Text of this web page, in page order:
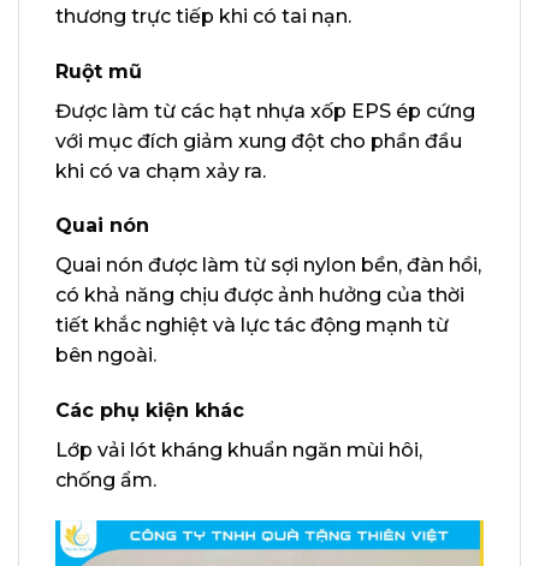
thương trực tiếp khi có tai nạn.
Ruột mũ
Được làm từ các hạt nhựa xốp EPS ép cứng
với mục đích giảm xung đột cho phần đầu
khi có va chạm xảy ra.
Quai nón
Quai nón được làm từ sợi nylon bền, đàn hồi,
có khả năng chịu được ảnh hưởng của thời
tiết khắc nghiệt và lực tác động mạnh từ
bên ngoài.
Các phụ kiện khác
Lớp vải lót kháng khuẩn ngăn mùi hôi,
chống ẩm.